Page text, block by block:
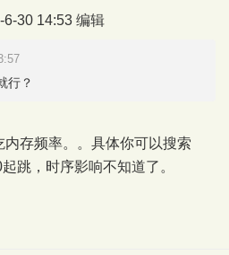
30 14:53 编辑
行？
存频率。。具体你可以搜索
跳，时序影响不知道了。